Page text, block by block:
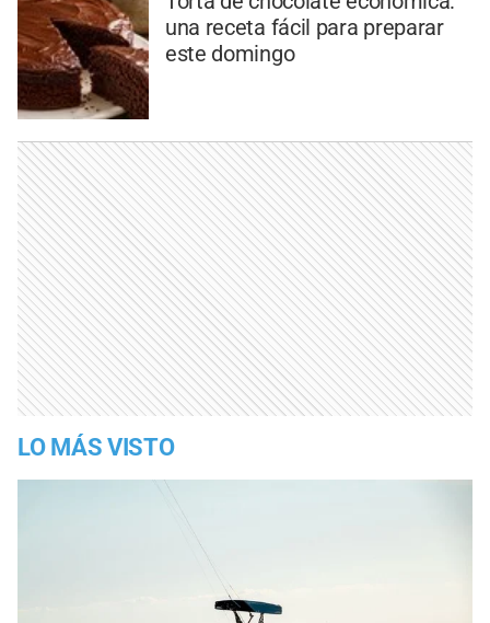
una receta fácil para preparar
este domingo
LO MÁS VISTO